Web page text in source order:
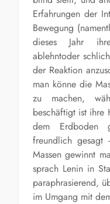
Erfahrungen der
Bewegung
dieses Jahr
ablehntoder
der Reaktion
man könne die
zu machen,
beschäftigt ist ihre
dem Erdboden
freundlich gesagt
Massen gewinnt
sprach Lenin in
paraphrasierend,
im Umgang mit